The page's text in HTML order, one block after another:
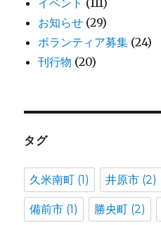
お知らせ (29)
ボランティア募集 (24)
刊行物 (20)
タグ
久米南町 (1) 井原市 (2)
備前市 (1) 勝央町 (2)